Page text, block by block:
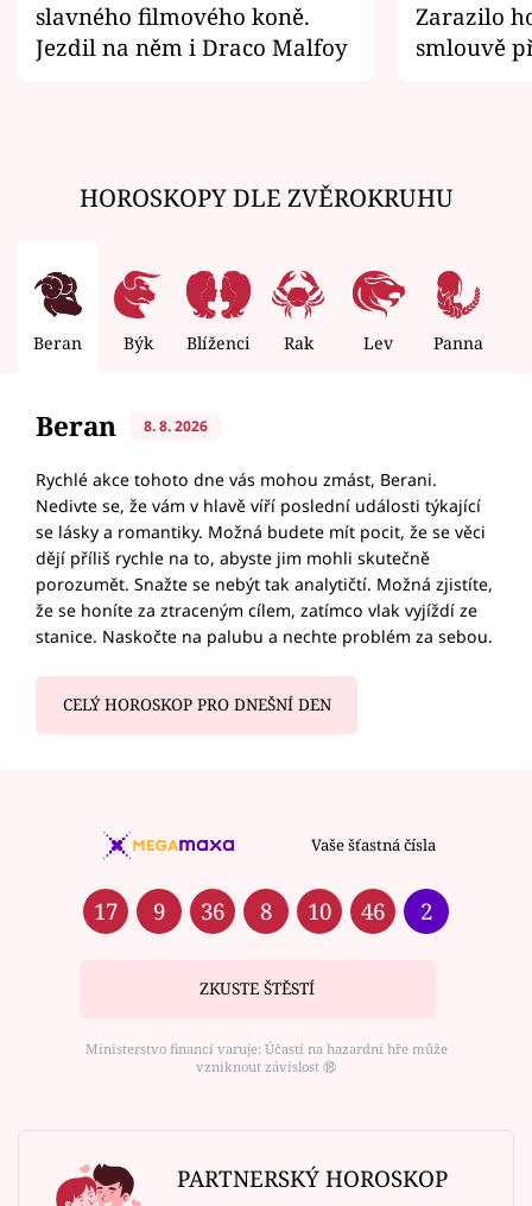
slavného filmového koně.
Jezdil na něm i Draco Malfoy
Zarazilo
smlouvě
HOROSKOPY DLE ZVĚROKRUHU
Beran Býk Blíženci Rak Lev Panna
Beran 8. 8. 2026
Rychlé akce tohoto dne vás mohou zmást, Berani.
Nedivte se, že vám v hlavě víří poslední události týkající
se lásky a romantiky. Možná budete mít pocit, že se věci
dějí příliš rychle na to, abyste jim mohli skutečně
porozumět. Snažte se nebýt tak analytičtí. Možná zjistíte,
že se honíte za ztraceným cílem, zatímco vlak vyjíždí ze
stanice. Naskočte na palubu a nechte problém za sebou.
CELÝ HOROSKOP PRO DNEŠNÍ DEN
Vaše šťastná čísla
17 9 36 8 10 46 2
ZKUSTE ŠTĚSTÍ
Ministerstvo financí varuje: Účastí na hazardní hře může
vzniknout závislost ⑱
PARTNERSKÝ HOROSKOP